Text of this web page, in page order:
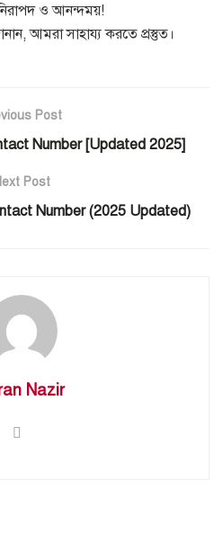
ও আনন্দময়!
আমরা সাহায্য করতে প্রস্তুত।
Post
Number [Updated 2025]
Post
Number (2025 Updated)
Nazir